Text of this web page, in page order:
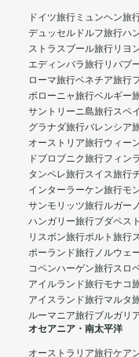
ドイツ旅行 ミュンヘン旅
デュッセルドルフ旅行ハ
ストラスブール旅行リヨ
エディンバラ旅行リバプ
ローマ旅行ベネチア旅行
ボローニャ旅行ベルギー
サントリーニ島旅行スペ
グラナダ旅行バレンシア
オーストリア旅行ウィー
ドブロブニク旅行フィン
タンペレ旅行スイス旅行
インターラーケン旅行モ
サンモリッツ旅行ルガー
ハンガリー旅行ブダペス
リスボン旅行ポルト旅行
ポーランド旅行ノルウェ
コペンハーゲン旅行スロ
アイルランド旅行モナコ
アイスランド旅行マルタ
ルーマニア旅行ブルガリ
オセアニア・南太平洋
オーストラリア旅行ケア